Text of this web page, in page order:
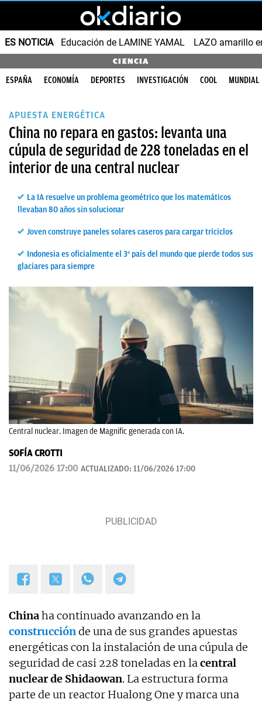
ES NOTICIA Educación de LAMINE YAMAL LAZO amarillo
CIENCIA
ESPAÑA ECONOMÍA DEPORTES INVESTIGACIÓN COOL MUNDIAL
APUESTA ENERGÉTICA
China no repara en gastos: levanta una
cúpula de seguridad de 228 toneladas en el
interior de una central nuclear
La IA resuelve un problema geométrico que los matemáticos
llevaban 80 años sin solucionar
Joven construye paneles solares caseros para cargar triciclos
Indonesia es oficialmente el 3ª país del mundo que pierde todos sus
glaciares para siempre
Central nuclear. Imagen de Magnific generada con IA.
SOFÍA CROTTI
11/06/2026 17:00 ACTUALIZADO: 11/06/2026 17:00
Chinaha continuado avanzando en la
construcciónde una de sus grandes apuestas
energéticas con la instalación de una cúpula de
seguridad de casi 228 toneladas en lacentral
nuclear de Shidaowan. La estructura forma
parte de un reactor Hualong One y marca una